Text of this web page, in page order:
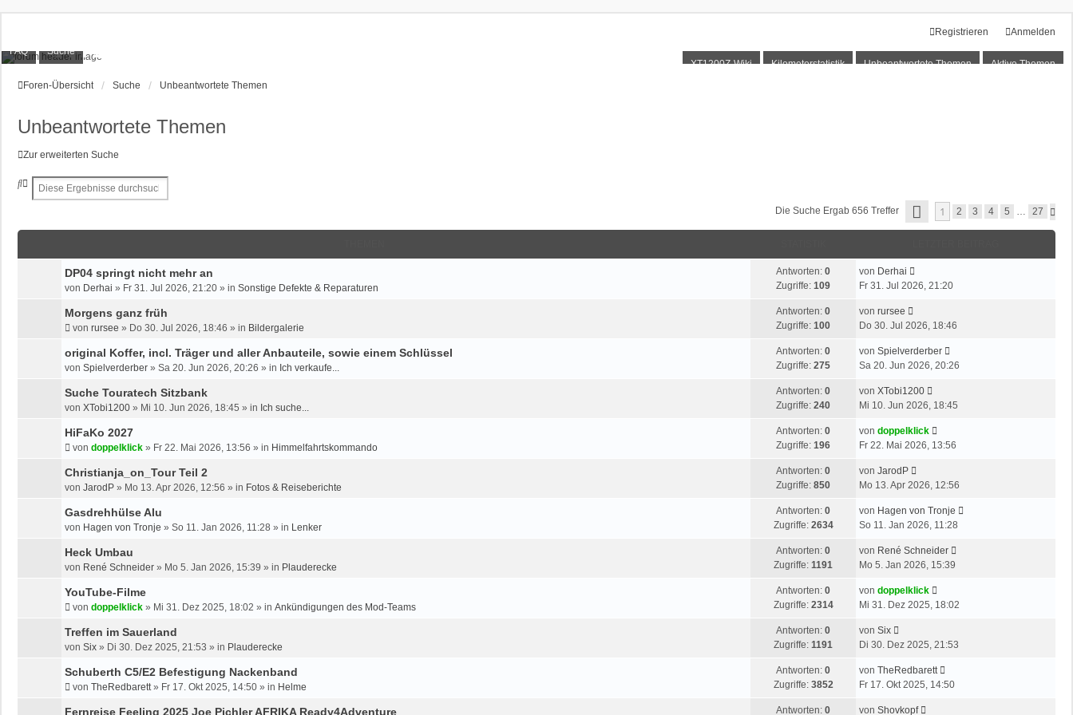
Anmelden
Registrieren
XT1200Z-Wiki Kilometerstatistik Unbeantwortete Themen Aktive Themen
XT1200Z-Forum
FAQ Suche
Foren-Übersicht Suche Unbeantwortete Themen
Unbeantwortete Themen
Zur erweiterten Suche
S
Die Suche Ergab 656 Treffer
I
O
1 2 3 4 5 … 27
DP04 springt nicht mehr an
von Derhai » Fr 31. Jul 2026, 21:20 » in Sonstige Defekte & Reparaturen
Antworten: 0
Zugriffe: 109
L
e
z
t
r
B
i
r
a
von Derhai
Fr 31. Jul 2026, 21:20
Morgens ganz früh
von rursee » Do 30. Jul 2026, 18:46 » in Bildergalerie
Antworten: 0
Zugriffe: 100
L
e
z
t
r
B
i
r
a
von rursee
Do 30. Jul 2026, 18:46
original Koffer, incl. Träger und aller Anbauteile, sowie einem Schlüssel
von Spielverderber » Sa 20. Jun 2026, 20:26 » in Ich verkaufe...
Antworten: 0
Zugriffe: 275
L
e
z
t
r
B
i
r
a
von Spielverderber
Sa 20. Jun 2026, 20:26
Suche Touratech Sitzbank
von XTobi1200 » Mi 10. Jun 2026, 18:45 » in Ich suche...
Antworten: 0
Zugriffe: 240
L
e
z
t
r
B
i
r
a
von XTobi1200
Mi 10. Jun 2026, 18:45
HiFaKo 2027
von doppelklick » Fr 22. Mai 2026, 13:56 » in Himmelfahrtskommando
Antworten: 0
Zugriffe: 196
L
e
z
t
r
B
i
r
a
von doppelklick
Fr 22. Mai 2026, 13:56
Christianja_on_Tour Teil 2
von JarodP » Mo 13. Apr 2026, 12:56 » in Fotos & Reiseberichte
Antworten: 0
Zugriffe: 850
L
e
z
t
r
B
i
r
a
von JarodP
Mo 13. Apr 2026, 12:56
Gasdrehhülse Alu
von Hagen von Tronje » So 11. Jan 2026, 11:28 » in Lenker
Antworten: 0
Zugriffe: 2634
L
e
z
t
r
B
i
r
a
von Hagen von Tronje
So 11. Jan 2026, 11:28
Heck Umbau
von René Schneider » Mo 5. Jan 2026, 15:39 » in Plauderecke
Antworten: 0
Zugriffe: 1191
L
e
z
t
r
B
i
r
von René Schneider
Mo 5. Jan 2026, 15:39
YouTube-Filme
von doppelklick » Mi 31. Dez 2025, 18:02 » in Ankündigungen des Mod-Teams
Antworten: 0
Zugriffe: 2314
L
e
z
t
r
B
von doppelklick
Mi 31. Dez 2025, 18:02
Treffen im Sauerland
von Six » Di 30. Dez 2025, 21:53 » in Plauderecke
Antworten: 0
Zugriffe: 1191
L
e
z
t
von Six
Di 30. Dez 2025, 21:53
Schuberth C5/E2 Befestigung Nackenband
von TheRedbarett» Fr 17. Okt 2025, 14:50 » in Helme
Antworten: 0
Zugriffe: 3852
L
e
z
von TheRedbarett
Fr 17. Okt 2025, 14:50
Fernreise Feeling 2025 Joe Pichler AFRIKA Ready4Adventure Antworten: 0
L
von Shovkopf